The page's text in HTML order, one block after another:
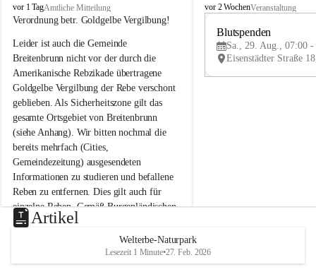
B
r
i
t
e
n
b
r
u
n
n
a
m
N
e
u
s
d
vor 1 TagAmtliche Mitteilung
Verordnung betr. Goldgelbe Vergilbung!
Leider ist auch die Gemeinde
Breitenbrunn nicht vor der durch die
Amerikanische Rebzikade übertragene
Goldgelbe Vergilbung der Rebe verschont
geblieben. Als Sicherheitszone gilt das
gesamte Ortsgebiet von Breitenbrunn
(siehe Anhang). Wir bitten nochmal die
bereits mehrfach (Cities,
Gemeindezeitung) ausgesendeten
Informationen zu studieren und befallene
Reben zu entfernen. Dies gilt auch für
einzelne Reben. Gemäß Burgenländischen
Weinbaugesetz sind nicht gepflegte oder
unzulässige Weingärten zu roden! Bitte
helfen wir zusammen um unsere Winzer
vor den prognostizierten Ernteausfällen
B
e
u
e
d
vor 2 WochenVeranstaltung
Blutspenden
Sa., 29. Aug., 07:00 -
Artikel
Welterbe-Naturpark
Lesezeit 1 Minute•27. Feb. 2026